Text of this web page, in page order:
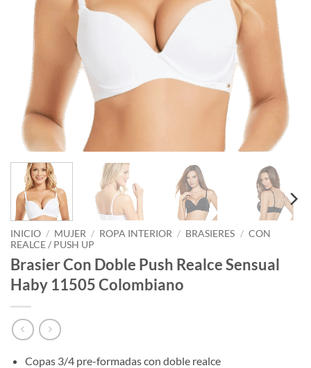
INICIO / MUJER / ROPA INTERIOR / BRASIERES / CON
REALCE / PUSH UP
Brasier Con Doble Push Realce Sensual
Haby 11505 Colombiano
Copas 3/4 pre-formadas con doble realce